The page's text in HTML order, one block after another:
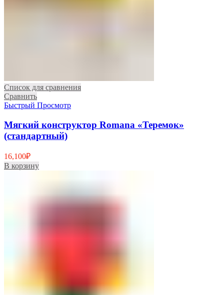
Список для сравнения
Сравнить
Быстрый Просмотр
Мягкий конструктор Romana «Теремок»
(стандартный)
16,100₽
В корзину